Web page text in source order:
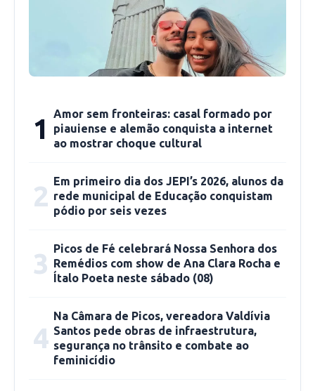
ganhou uma nova versão. ”O calendário de
vacinação ganhou uma novidade. Na luta contra
a Covid-19, o imunizante está com uma nova
versão, contra uma cepa atual, a inclusão da
O Coordenador destacou também, a
sempre atualizada. “A emergência de saúde
pública para Covid-19 acabou, mas o vírus
importante que as pessoas mantenham sua
vacinação atualizada”, pontuou.
1
Amor sem fronteiras: casal formado por
piauiense e alemão conquista a internet
ao mostrar choque cultural
2 Em primeiro dia dos JEPI’s 2026, alunos da
rede municipal de Educação conquistam
pódio por seis vezes
3 Picos de Fé celebrará Nossa Senhora dos
Remédios com show de Ana Clara Rocha e
Ítalo Poeta neste sábado (08)
4
Na Câmara de Picos, vereadora Valdívia
Santos pede obras de infraestrutura,
segurança no trânsito e combate ao
feminicídio